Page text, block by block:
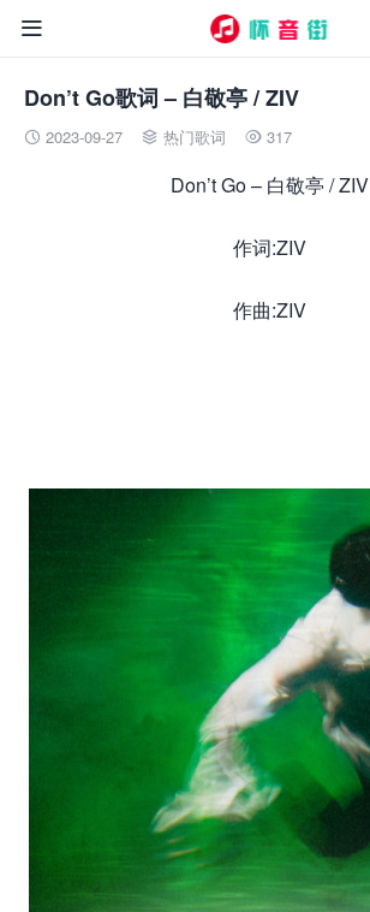

Don’t Go歌词 – 白敬亭 / ZIV
 2023-09-27  热门歌词  317
Don’t Go – 白敬亭 / ZIV
作词:ZIV
作曲:ZIV